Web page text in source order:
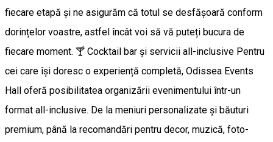
fiecare etapă și ne asigurăm că totul se desfășoară conform
dorințelor voastre, astfel încât voi să vă puteți bucura de
fiecare moment. 🍸 Cocktail bar și servicii all-inclusive Pentru
cei care își doresc o experiență completă, Odissea Events
Hall oferă posibilitatea organizării evenimentului într-un
format all-inclusive. De la meniuri personalizate și băuturi
premium, până la recomandări pentru decor, muzică, foto-